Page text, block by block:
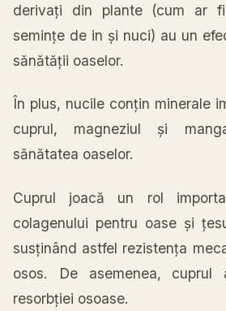
derivați din plante (cum ar
semințe de in și nuci) au un
sănătății oaselor.
În plus, nucile conțin minerale
cuprul, magneziul și
sănătatea oaselor.
Cuprul joacă un rol
colagenului pentru oase și
susținând astfel rezistența
osos. De asemenea, cuprul
resorbției osoase.